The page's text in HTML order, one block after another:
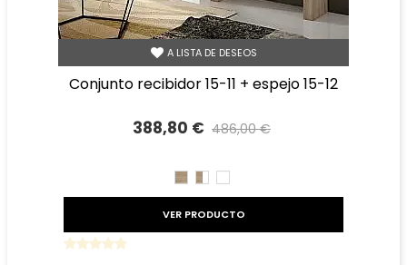
A LISTA DE DESEOS
conjunto recibidor 15-11 + espejo 15-12
388,80 € 486,00 €
CAMBRIAN
CAMBRIAN/BLANCO
BLANCO
VER PRODUCTO